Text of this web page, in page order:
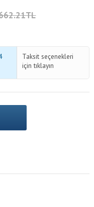
Taksit seçenekleri
için tıklayın